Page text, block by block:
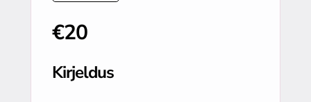
€20
Kirjeldus